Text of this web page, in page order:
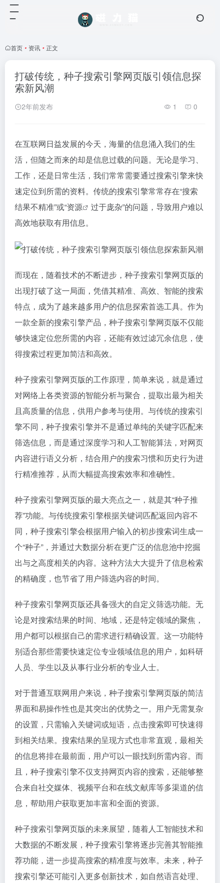
首页 • 资讯 • 正文
打破传统，种子搜索引擎网页版引领信息探
索新风潮
2年前发布 1 0
在互联网日益发展的今天，海量的信息涌入我们的生
活，但随之而来的却是信息过载的问题。无论是学习、
工作，还是日常生活，我们常常需要通过搜索引擎来快
速定位到所需的资料。传统的搜索引擎常常存在“搜索
结果不精准”或“资源
过于庞杂”的问题，导致用户难以
高效地获取有用信息。
而现在，随着技术的不断进步，种子搜索引擎网页版的
出现打破了这一局面，凭借其精准、高效、智能的搜索
特点，成为了越来越多用户的信息探索首选工具。作为
一款全新的搜索引擎产品，种子搜索引擎网页版不仅能
够快速定位您所需的内容，还能有效过滤冗余信息，使
得搜索过程更加简洁和高效。
种子搜索引擎网页版的工作原理，简单来说，就是通过
对网络上各类资源的智能分析与聚合，提取出最为相关
且高质量的信息，供用户参考与使用。与传统的搜索引
擎不同，种子搜索引擎并不是通过单纯的关键字匹配来
筛选信息，而是通过深度学习和人工智能算法，对网页
内容进行语义分析，结合用户的搜索习惯和历史行为进
行精准推荐，从而大幅提高搜索效率和准确性。
种子搜索引擎网页版的最大亮点之一，就是其“种子推
荐”功能。与传统搜索引擎根据关键词匹配返回内容不
同，种子搜索引擎会根据用户输入的初步搜索词生成一
个“种子”，并通过大数据分析在更广泛的信息池中挖掘
出与之高度相关的内容。这种方法大大提升了信息检索
的精确度，也节省了用户筛选内容的时间。
种子搜索引擎网页版还具备强大的自定义筛选功能。无
论是对搜索结果的时间、地域，还是特定领域的聚焦，
用户都可以根据自己的需求进行精确设置。这一功能特
别适合那些需要快速定位专业领域信息的用户，如科研
人员、学生以及从事行业分析的专业人士。
对于普通互联网用户来说，种子搜索引擎网页版的简洁
界面和易操作性也是其突出的优势之一。用户无需复杂
的设置，只需输入关键词或短语，点击搜索即可快速得
到相关结果。搜索结果的呈现方式也非常直观，最相关
的信息将排在最前面，用户可以一眼找到所需内容。而
且，种子搜索引擎不仅支持网页内容的搜索，还能够整
合来自社交媒体、视频平台和在线文献库等多渠道的信
息，帮助用户获取更加丰富和全面的资源。
种子搜索引擎网页版的未来展望，随着人工智能技术和
大数据的不断发展，种子搜索引擎将逐步完善其智能推
荐功能，进一步提高搜索的精准度与效率。未来，种子
搜索引擎还可能引入更多创新技术，如自然语言处理、